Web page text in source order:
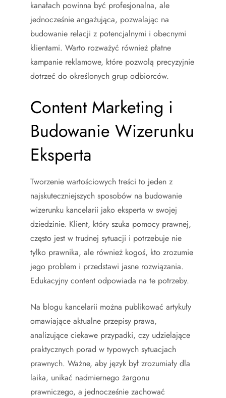
kanałach powinna być profesjonalna, ale
jednocześnie angażująca, pozwalając na
budowanie relacji z potencjalnymi i obecnymi
klientami. Warto rozważyć również płatne
kampanie reklamowe, które pozwolą precyzyjnie
dotrzeć do określonych grup odbiorców.
Content Marketing i
Budowanie Wizerunku
Eksperta
Tworzenie wartościowych treści to jeden z
najskuteczniejszych sposobów na budowanie
wizerunku kancelarii jako eksperta w swojej
dziedzinie. Klient, który szuka pomocy prawnej,
często jest w trudnej sytuacji i potrzebuje nie
tylko prawnika, ale również kogoś, kto zrozumie
jego problem i przedstawi jasne rozwiązania.
Edukacyjny content odpowiada na te potrzeby.
Na blogu kancelarii można publikować artykuły
omawiające aktualne przepisy prawa,
analizujące ciekawe przypadki, czy udzielające
praktycznych porad w typowych sytuacjach
prawnych. Ważne, aby język był zrozumiały dla
laika, unikać nadmiernego żargonu
prawniczego, a jednocześnie zachować